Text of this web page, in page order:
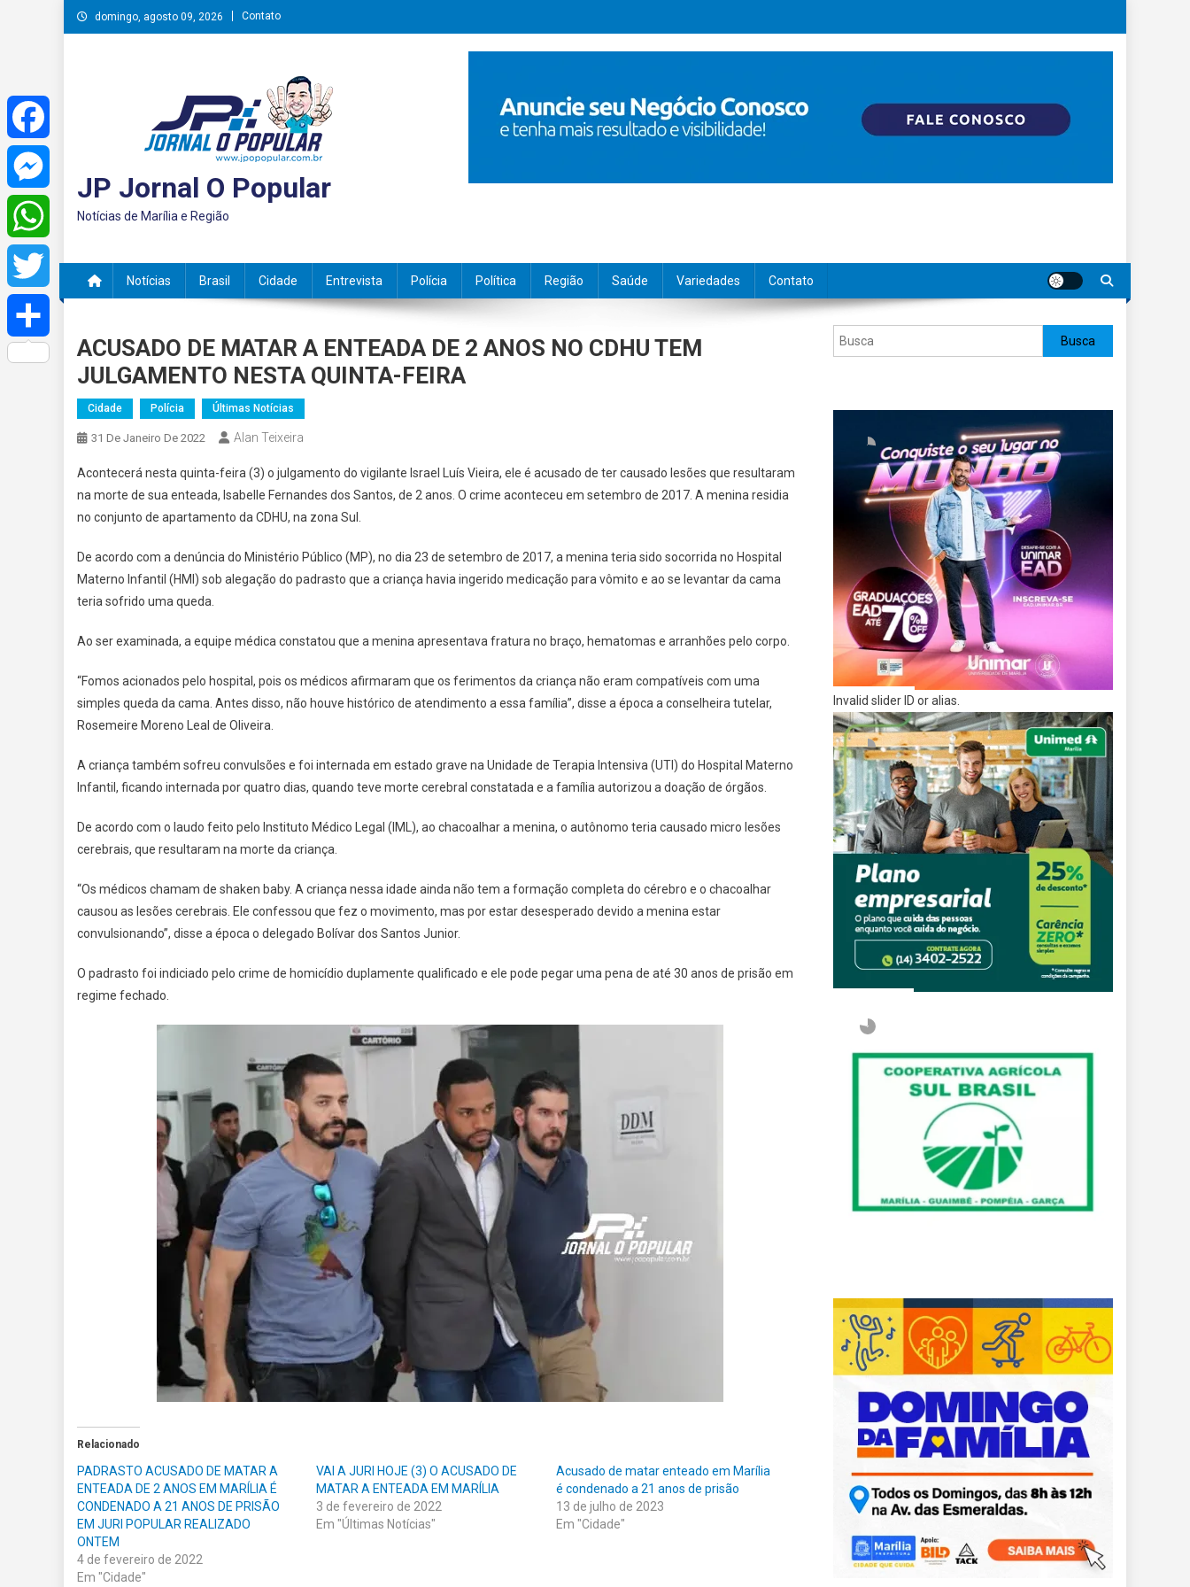
Skip
to
domingo, agosto 09, 2026 Contato
JP Jornal O Popular
Notícias de Marília e Região
Notícias Brasil Cidade Entrevista Polícia Política Região Saúde Variedades Contato
ACUSADO DE MATAR A ENTEADA DE 2 ANOS NO CDHU TEM
JULGAMENTO NESTA QUINTA-FEIRA
Cidade Polícia Últimas Notícias
31 De Janeiro De 2022 Alan Teixeira
Acontecerá nesta quinta-feira (3) o julgamento do vigilante Israel Luís Vieira, ele é acusado de ter causado lesões que resultaram
na morte de sua enteada, Isabelle Fernandes dos Santos, de 2 anos. O crime aconteceu em setembro de 2017. A menina residia
no conjunto de apartamento da CDHU, na zona Sul.
De acordo com a denúncia do Ministério Público (MP), no dia 23 de setembro de 2017, a menina teria sido socorrida no Hospital
Materno Infantil (HMI) sob alegação do padrasto que a criança havia ingerido medicação para vômito e ao se levantar da cama
teria sofrido uma queda.
Ao ser examinada, a equipe médica constatou que a menina apresentava fratura no braço, hematomas e arranhões pelo corpo.
“Fomos acionados pelo hospital, pois os médicos afirmaram que os ferimentos da criança não eram compatíveis com uma
simples queda da cama. Antes disso, não houve histórico de atendimento a essa família”, disse a época a conselheira tutelar,
Rosemeire Moreno Leal de Oliveira.
A criança também sofreu convulsões e foi internada em estado grave na Unidade de Terapia Intensiva (UTI) do Hospital Materno
Infantil, ficando internada por quatro dias, quando teve morte cerebral constatada e a família autorizou a doação de órgãos.
De acordo com o laudo feito pelo Instituto Médico Legal (IML), ao chacoalhar a menina, o autônomo teria causado micro lesões
cerebrais, que resultaram na morte da criança.
“Os médicos chamam de shaken baby. A criança nessa idade ainda não tem a formação completa do cérebro e o chacoalhar
causou as lesões cerebrais. Ele confessou que fez o movimento, mas por estar desesperado devido a menina estar
convulsionando”, disse a época o delegado Bolívar dos Santos Junior.
O padrasto foi indiciado pelo crime de homicídio duplamente qualificado e ele pode pegar uma pena de até 30 anos de prisão em
regime fechado.
Relacionado
PADRASTO ACUSADO DE MATAR A
ENTEADA DE 2 ANOS EM MARÍLIA É
CONDENADO A 21 ANOS DE PRISÃO
EM JURI POPULAR REALIZADO
ONTEM
4 de fevereiro de 2022
Em "Cidade"
VAI A JURI HOJE (3) O ACUSADO DE
MATAR A ENTEADA EM MARÍLIA
3 de fevereiro de 2022
Em "Últimas Notícias"
Acusado de matar enteado em Marília
é condenado a 21 anos de prisão
13 de julho de 2023
Em "Cidade"
Pesquisar Busca
Invalid slider ID or alias.
Facebook
Messenger
WhatsApp
Twitter
Share